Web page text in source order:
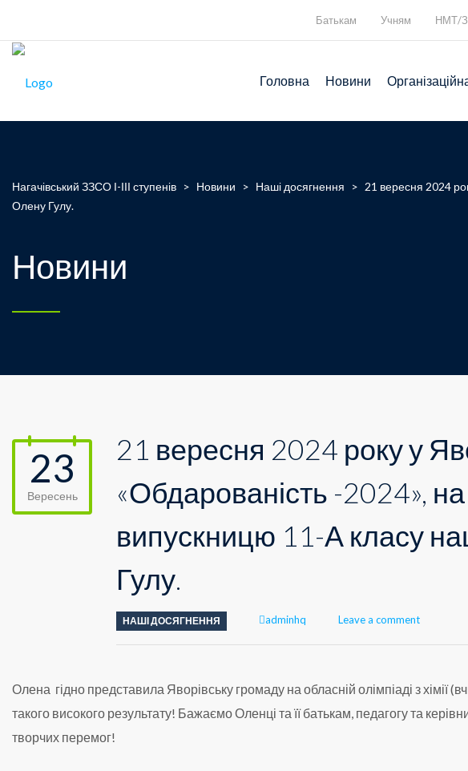
Батькам Учням НМТ/
Головна Новини
Нагачівський ЗЗСО І-ІІІ ступенів > Новини > Наші досягнення > 21 вересня 2024
Олену Гулу.
Новини
23
Вересень
21 вересня 2024 року у
«Обдарованість -2024»,
випускницю 11-А класу
Гулу.
НАШІ ДОСЯГНЕННЯ Author
adminhq Leave a comment
Олена гідно представила Яворівську громаду на обласній олімпіаді з хімії
такого високого результату! Бажаємо Оленці та її батькам, педагогу та
творчих перемог!